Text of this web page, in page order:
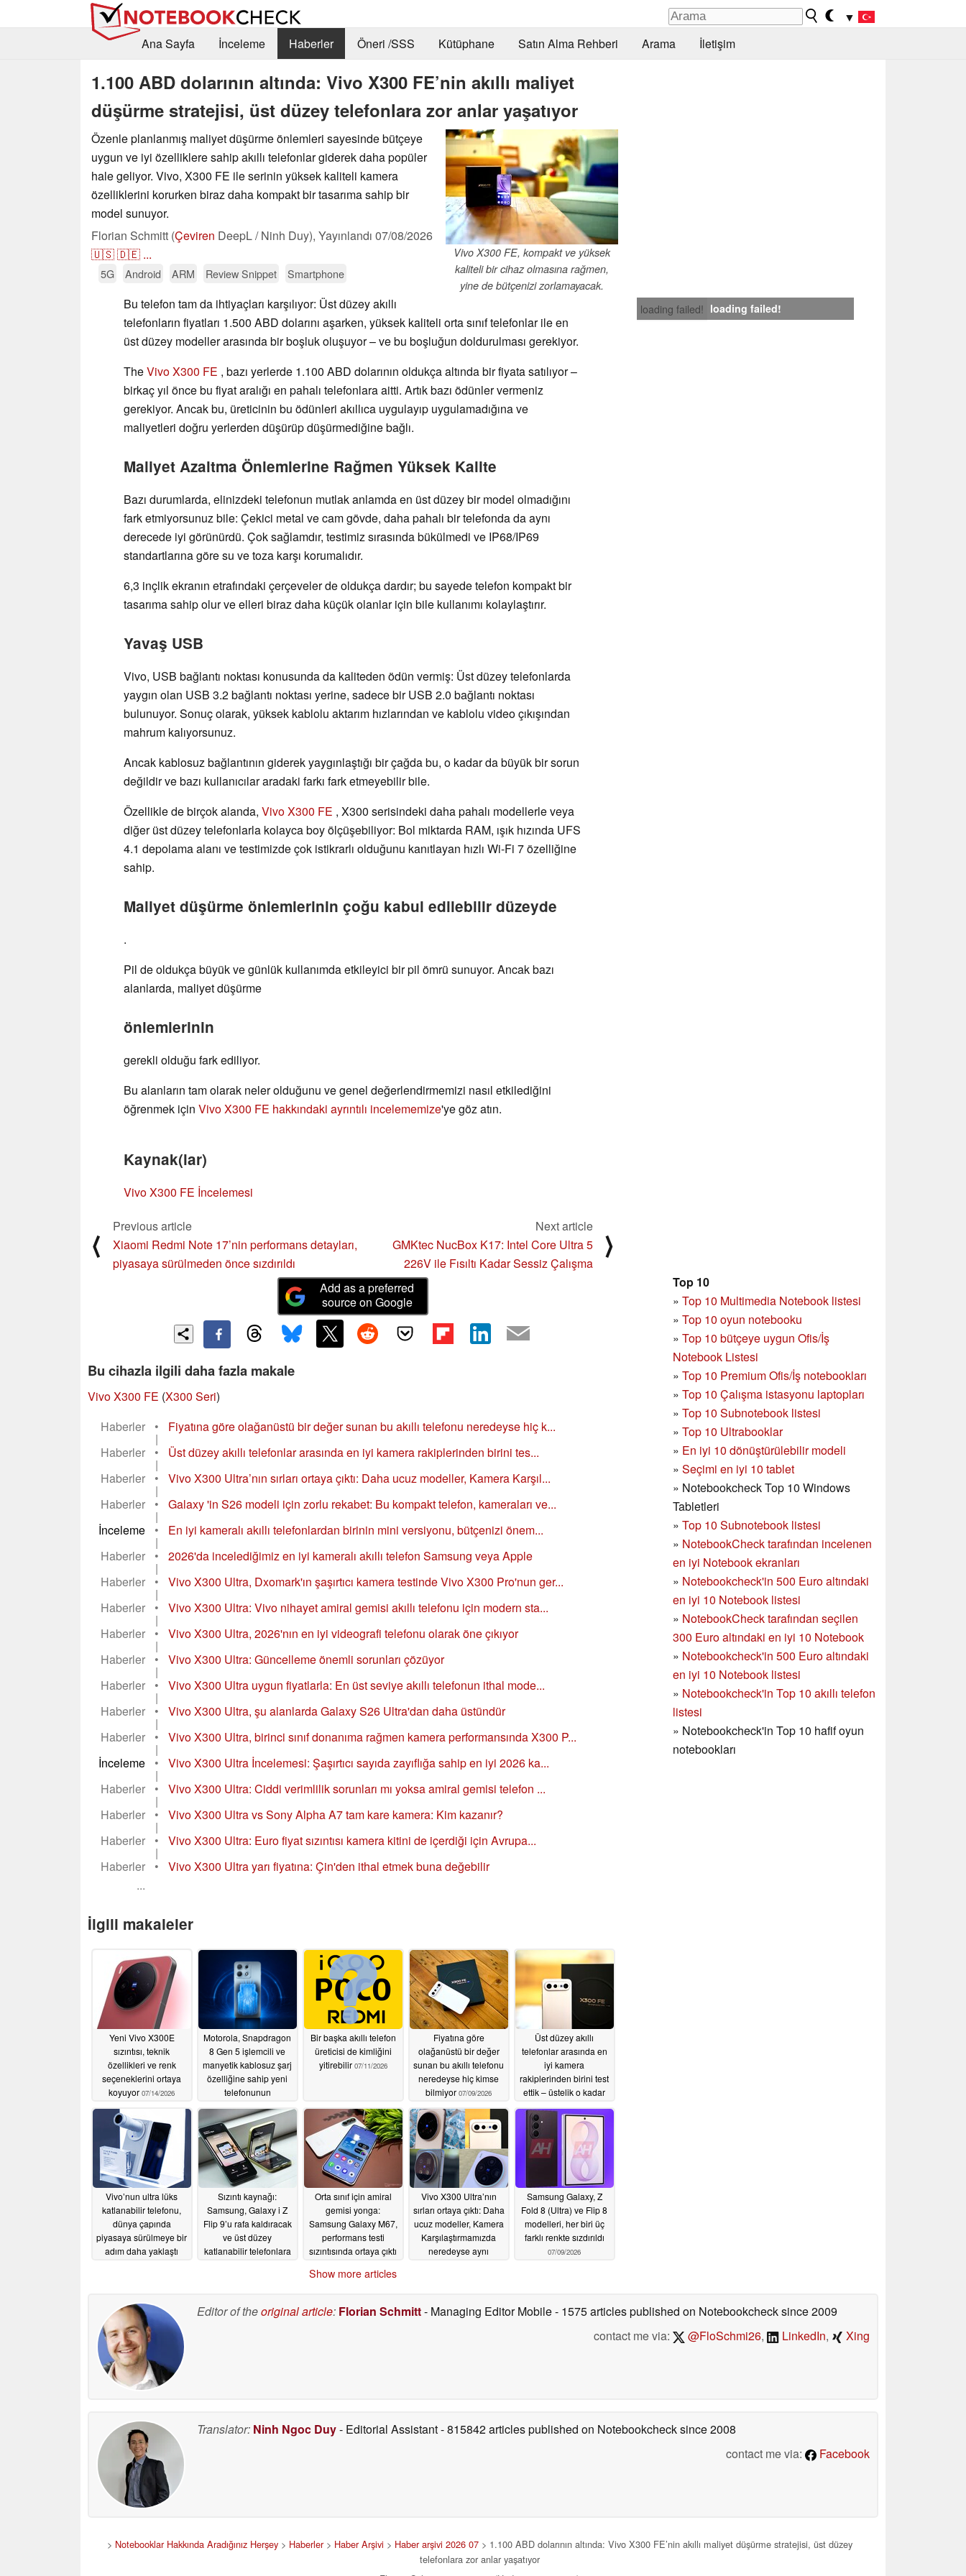
▼
Ana Sayfa
İnceleme Haberler Öneri /SSS Kütüphane Satın Alma Rehberi Arama İletişim
1.100 ABD dolarının altında: Vivo X300 FE’nin akıllı maliyet
düşürme stratejisi, üst düzey telefonlara zor anlar yaşatıyor
Vivo X300 FE, kompakt ve yüksek
kaliteli bir cihaz olmasına rağmen,
yine de bütçenizi zorlamayacak.
Özenle planlanmış maliyet düşürme önlemleri sayesinde bütçeye
uygun ve iyi özelliklere sahip akıllı telefonlar giderek daha popüler
hale geliyor. Vivo, X300 FE ile serinin yüksek kaliteli kamera
özelliklerini korurken biraz daha kompakt bir tasarıma sahip bir
model sunuyor.
Florian Schmitt (Çeviren DeepL / Ninh Duy), Yayınlandı 07/08/2026
🇺🇸🇩🇪 ...
5G Android ARM Review Snippet Smartphone
loading failed! loading failed!
Bu telefon tam da ihtiyaçları karşılıyor: Üst düzey akıllı
telefonların fiyatları 1.500 ABD dolarını aşarken, yüksek kaliteli orta sınıf telefonlar ile en
üst düzey modeller arasında bir boşluk oluşuyor – ve bu boşluğun doldurulması gerekiyor.
TheVivo X300 FE , bazı yerlerde 1.100 ABD dolarının oldukça altında bir fiyata satılıyor –
birkaç yıl önce bu fiyat aralığı en pahalı telefonlara aitti. Artık bazı ödünler vermeniz
gerekiyor. Ancak bu, üreticinin bu ödünleri akıllıca uygulayıp uygulamadığına ve
maliyetleri doğru yerlerden düşürüp düşürmediğine bağlı.
Maliyet Azaltma Önlemlerine Rağmen Yüksek Kalite
Bazı durumlarda, elinizdeki telefonun mutlak anlamda en üst düzey bir model olmadığını
fark etmiyorsunuz bile: Çekici metal ve cam gövde, daha pahalı bir telefonda da aynı
derecede iyi görünürdü. Çok sağlamdır, testimiz sırasında bükülmedi ve IP68/IP69
standartlarına göre su ve toza karşı korumalıdır.
6,3 inçlik ekranın etrafındaki çerçeveler de oldukça dardır; bu sayede telefon kompakt bir
tasarıma sahip olur ve elleri biraz daha küçük olanlar için bile kullanımı kolaylaştırır.
Yavaş USB
Vivo, USB bağlantı noktası konusunda da kaliteden ödün vermiş: Üst düzey telefonlarda
yaygın olan USB 3.2 bağlantı noktası yerine, sadece bir USB 2.0 bağlantı noktası
bulunuyor. Sonuç olarak, yüksek kablolu aktarım hızlarından ve kablolu video çıkışından
mahrum kalıyorsunuz.
Ancak kablosuz bağlantının giderek yaygınlaştığı bir çağda bu, o kadar da büyük bir sorun
değildir ve bazı kullanıcılar aradaki farkı fark etmeyebilir bile.
Özellikle de birçok alanda, Vivo X300 FE , X300 serisindeki daha pahalı modellerle veya
diğer üst düzey telefonlarla kolayca boy ölçüşebiliyor: Bol miktarda RAM, ışık hızında UFS
4.1 depolama alanı ve testimizde çok istikrarlı olduğunu kanıtlayan hızlı Wi-Fi 7 özelliğine
sahip.
Maliyet düşürme önlemlerinin çoğu kabul edilebilir düzeyde
.
Pil de oldukça büyük ve günlük kullanımda etkileyici bir pil ömrü sunuyor. Ancak bazı
alanlarda, maliyet düşürme
önlemlerinin
gerekli olduğu fark ediliyor.
Bu alanların tam olarak neler olduğunu ve genel değerlendirmemizi nasıl etkilediğini
öğrenmek için Vivo X300 FE hakkındaki ayrıntılı incelememize'ye göz atın.
Kaynak(lar)
Vivo X300 FE İncelemesi
⟨
Previous article
Xiaomi Redmi Note 17’nin performans detayları,
piyasaya sürülmeden önce sızdırıldı
Next article
GMKtec NucBox K17: Intel Core Ultra 5
226V ile Fısıltı Kadar Sessiz Çalışma
⟩
Top 10
» Top 10 Multimedia Notebook listesi
» Top 10 oyun notebooku
» Top 10 bütçeye uygun Ofis/İş
Notebook Listesi
» Top 10 Premium Ofis/İş notebookları
» Top 10 Çalışma istasyonu laptopları
» Top 10 Subnotebook listesi
» Top 10 Ultrabooklar
» En iyi 10 dönüştürülebilir modeli
» Seçimi en iyi 10 tablet
» Notebookcheck Top 10 Windows
Tabletleri
» Top 10 Subnotebook listesi
» NotebookCheck tarafından incelenen
en iyi Notebook ekranları
» Notebookcheck'in 500 Euro altındaki
en iyi 10 Notebook listesi
» NotebookCheck tarafından seçilen
300 Euro altındaki en iyi 10 Notebook
» Notebookcheck'in 500 Euro altındaki
en iyi 10 Notebook listesi
» Notebookcheck'in Top 10 akıllı telefon
listesi
» Notebookcheck'in Top 10 hafif oyun
notebookları
Add as a preferred
source on Google
Bu cihazla ilgili daha fazla makale
Vivo X300 FE (X300 Seri)
Haberler
• Fiyatına göre olağanüstü bir değer sunan bu akıllı telefonu neredeyse hiç k...
|
Haberler
• Üst düzey akıllı telefonlar arasında en iyi kamera rakiplerinden birini tes...
|
Haberler
• Vivo X300 Ultra’nın sırları ortaya çıktı: Daha ucuz modeller, Kamera Karşıl...
|
Haberler
• Galaxy 'in S26 modeli için zorlu rekabet: Bu kompakt telefon, kameraları ve...
|
İnceleme
• En iyi kameralı akıllı telefonlardan birinin mini versiyonu, bütçenizi önem...
|
Haberler
• 2026'da incelediğimiz en iyi kameralı akıllı telefon Samsung veya Apple
|
Haberler
• Vivo X300 Ultra, Dxomark'ın şaşırtıcı kamera testinde Vivo X300 Pro'nun ger...
|
Haberler
• Vivo X300 Ultra: Vivo nihayet amiral gemisi akıllı telefonu için modern sta...
|
Haberler
• Vivo X300 Ultra, 2026'nın en iyi videografi telefonu olarak öne çıkıyor
|
Haberler
• Vivo X300 Ultra: Güncelleme önemli sorunları çözüyor
|
Haberler
• Vivo X300 Ultra uygun fiyatlarla: En üst seviye akıllı telefonun ithal mode...
|
Haberler
• Vivo X300 Ultra, şu alanlarda Galaxy S26 Ultra'dan daha üstündür
|
Haberler
• Vivo X300 Ultra, birinci sınıf donanıma rağmen kamera performansında X300 P...
|
İnceleme
• Vivo X300 Ultra İncelemesi: Şaşırtıcı sayıda zayıflığa sahip en iyi 2026 ka...
|
Haberler
• Vivo X300 Ultra: Ciddi verimlilik sorunları mı yoksa amiral gemisi telefon ...
|
Haberler
• Vivo X300 Ultra vs Sony Alpha A7 tam kare kamera: Kim kazanır?
|
Haberler
• Vivo X300 Ultra: Euro fiyat sızıntısı kamera kitini de içerdiği için Avrupa...
|
Haberler
•
Vivo X300 Ultra yarı fiyatına: Çin'den ithal etmek buna değebilir
...
İlgili makaleler
Yeni Vivo X300E
sızıntısı, teknik
özellikleri ve renk
seçeneklerini ortaya
koyuyor 07/14/2026
Motorola, Snapdragon
8 Gen 5 işlemcili ve
manyetik kablosuz şarj
özelliğine sahip yeni
telefonunun
olarak açıkladı
07/11/2026
Bir başka akıllı telefon
üreticisi de kimliğini
yitirebilir 07/11/2026
Fiyatına göre
olağanüstü bir değer
sunan bu akıllı telefonu
neredeyse hiç kimse
bilmiyor 07/09/2026
Üst düzey akıllı
telefonlar arasında en
iyi kamera
rakiplerinden birini test
ettik – üstelik o kadar
07/09/2026
Vivo’nun ultra lüks
katlanabilir telefonu,
dünya çapında
piyasaya sürülmeye bir
adım daha yaklaştı
Sızıntı kaynağı:
Samsung, Galaxy i Z
Flip 9’u rafa kaldıracak
ve üst düzey
katlanabilir telefonlara
Orta sınıf için amiral
gemisi yonga:
Samsung Galaxy M67,
performans testi
sızıntısında ortaya çıktı
Vivo X300 Ultra’nın
sırları ortaya çıktı: Daha
ucuz modeller, Kamera
Karşılaştırmamızda
neredeyse aynı
Samsung Galaxy, Z
Fold 8 (Ultra) ve Flip 8
modelleri, her biri üç
farklı renkte sızdırıldı
07/09/2026
Show more articles
Editor of theoriginal article: Florian Schmitt- Managing Editor Mobile- 1575 articles published on Notebookchecksince 2009
contact me via:
@FloSchmi26, LinkedIn, Xing
Translator: Ninh Ngoc Duy- Editorial Assistant- 815842 articles published on Notebookchecksince 2008
contact me via:
Facebook
> Notebooklar Hakkında Aradığınız Herşey> Haberler> Haber Arşivi > Haber arşivi 2026 07> 1.100 ABD dolarının altında: Vivo X300 FE’nin akıllı maliyet düşürme stratejisi, üst düzey
telefonlara zor anlar yaşatıyor